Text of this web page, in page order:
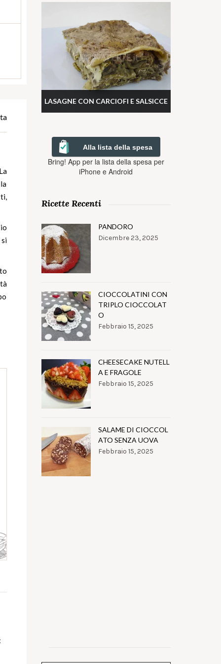
LASAGNE CON CARCIOFI E SALSICCE
Alla lista della spesa
Bring! App per la lista della spesa per
iPhone e Android
Ricette Recenti
PANDORO
Dicembre 23, 2025
CIOCCOLATINI CON
TRIPLO CIOCCOLAT
O
Febbraio 15, 2025
CHEESECAKE NUTELL
A E FRAGOLE
Febbraio 15, 2025
SALAME DI CIOCCOL
ATO SENZA UOVA
Febbraio 15, 2025